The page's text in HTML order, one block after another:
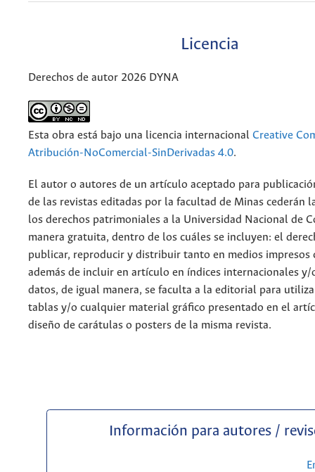
Licencia
Derechos de autor 2026 DYNA
Esta obra está bajo una licencia internacional Creative
Atribución-NoComercial-SinDerivadas 4.0.
El autor o autores de un artículo aceptado para
de las revistas editadas por la facultad de Minas cederán
los derechos patrimoniales a la Universidad Nacional de
manera gratuita, dentro de los cuáles se incluyen: el
publicar, reproducir y distribuir tanto en medios impresos
además de incluir en artículo en índices internacionales y/
datos, de igual manera, se faculta a la editorial para
tablas y/o cualquier material gráfico presentado en el
diseño de carátulas o posters de la misma revista.
Información para autores /